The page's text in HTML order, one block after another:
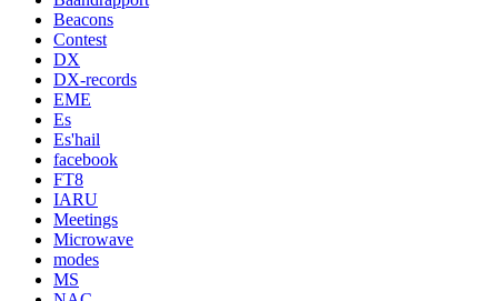
Beacons
Contest
DX
DX-records
EME
Es
Es'hail
facebook
FT8
IARU
Meetings
Microwave
modes
MS